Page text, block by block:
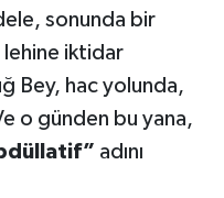
sonunda bir
iktidar
Bey, hac yolunda,
o günden bu yana,
adını